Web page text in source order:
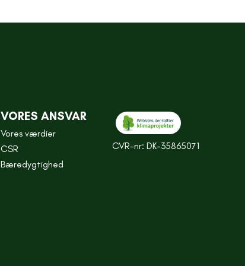
VORES ANSVAR
Vores værdier
CSR
Bæredygtighed
CVR-nr: DK-35865071